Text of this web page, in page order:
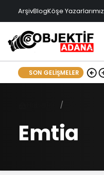
ArşivBlogKöşe Yazarlarımız
SON GELIŞMELER
Emtia